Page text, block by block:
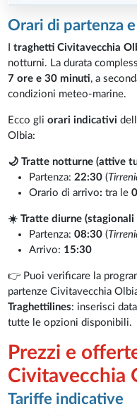
Orari di partenza
Itraghetti Civitavecchia
notturni. La durata
7 ore e 30 minuti, a
condizioni meteo-marine.
Ecco gliorari indicativi
Olbia:
🌙 Tratte notturne (attive
Partenza: 22:30 (
Orario di arrivo: tra le
☀️ Tratte diurne (stagionali
Partenza:08:30 (
Arrivo: 15:30
👉 Puoi verificare la
partenze Civitavecchia
Traghettilines: inserisci
tutte le opzioni disponibili.
Prezzi e
Civitavecchia
Tariffe indicative